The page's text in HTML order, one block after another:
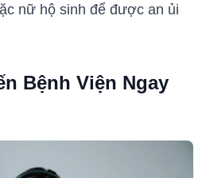
nữ hộ sinh để được an ủi
Bệnh Viện Ngay